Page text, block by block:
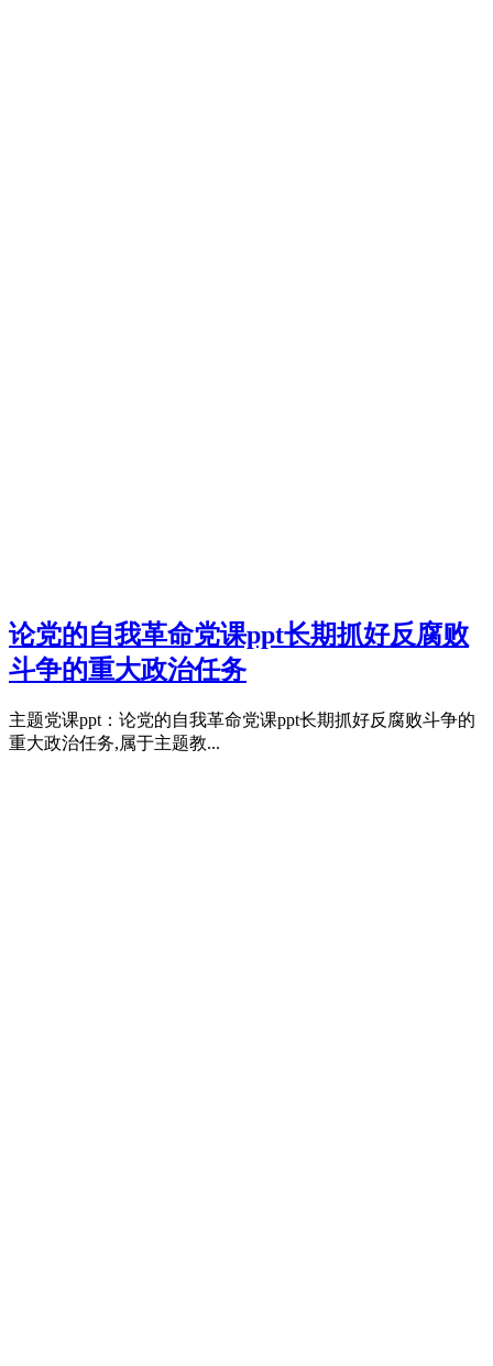
论党的自我革命党课ppt长期抓好反腐败
斗争的重大政治任务
主题党课ppt：论党的自我革命党课ppt长期抓好反腐败斗争的
重大政治任务,属于主题教...